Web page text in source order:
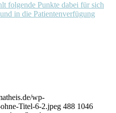
folgende Punkte dabei für sich
in die Patientenverfügung
wp-
Titel-6-2.jpeg 488 1046